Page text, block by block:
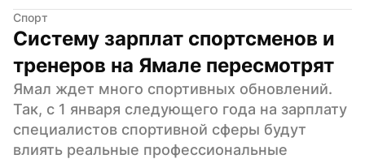
Спорт
Систему зарплат спортсменов и
тренеров на Ямале пересмотрят
Ямал ждет много спортивных обновлений.
Так, с 1 января следующего года на зарплату
специалистов спортивной сферы будут
влиять реальные профессиональные